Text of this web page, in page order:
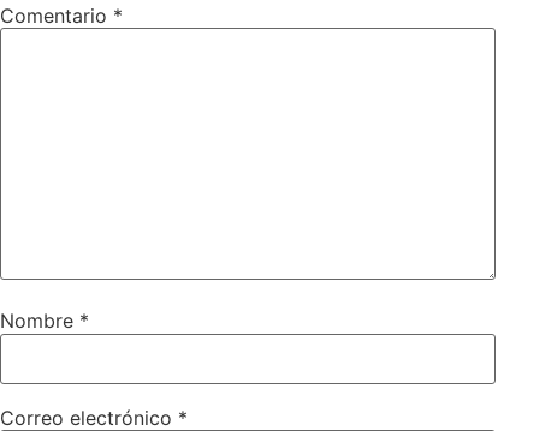
Comentario *
Nombre *
Correo electrónico *